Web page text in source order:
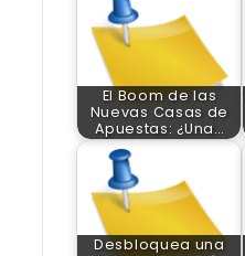
El Boom de las
Nuevas Casas de
Apuestas: ¿Una…
Desbloquea una